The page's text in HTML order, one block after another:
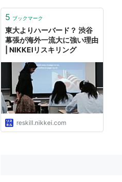
5 ブックマーク
東大よりハーバード？ 渋谷
幕張が海外一流大に強い理由
| NIKKEIリスキリング
reskill.nikkei.com